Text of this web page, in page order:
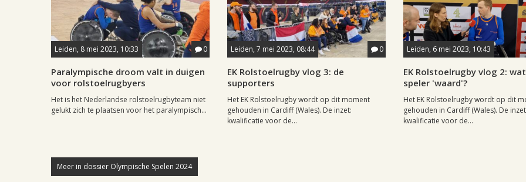
Leiden, 8 mei 2023, 10:33 0
Paralympische droom valt in duigen
voor rolstoelrugbyers
Het is het Nederlandse rolstoelrugbyteam niet
gelukt zich te plaatsen voor het paralympisch...
Leiden, 7 mei 2023, 08:44 0
EK Rolstoelrugby vlog 3: de
supporters
Het EK Rolstoelrugby wordt op dit moment
gehouden in Cardiff (Wales). De inzet:
kwalificatie voor de...
Leiden, 6 mei 2023, 10:43
EK Rolstoelrugby vlog 2:
speler 'waard'?
Het EK Rolstoelrugby wordt op dit
gehouden in Cardiff (Wales). De
kwalificatie voor de...
Meer in dossier Olympische Spelen 2024